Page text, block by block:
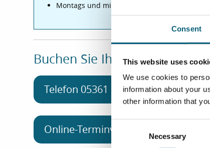
Consent
This website uses
We use cookies to
information about your
other information that
Necessary
Montags und mittwochs, nach vorheriger
Buchen Sie Ihren Termin!
Telefon 05361 80-1740 (Mo–Do
Online-Terminvereinbarung